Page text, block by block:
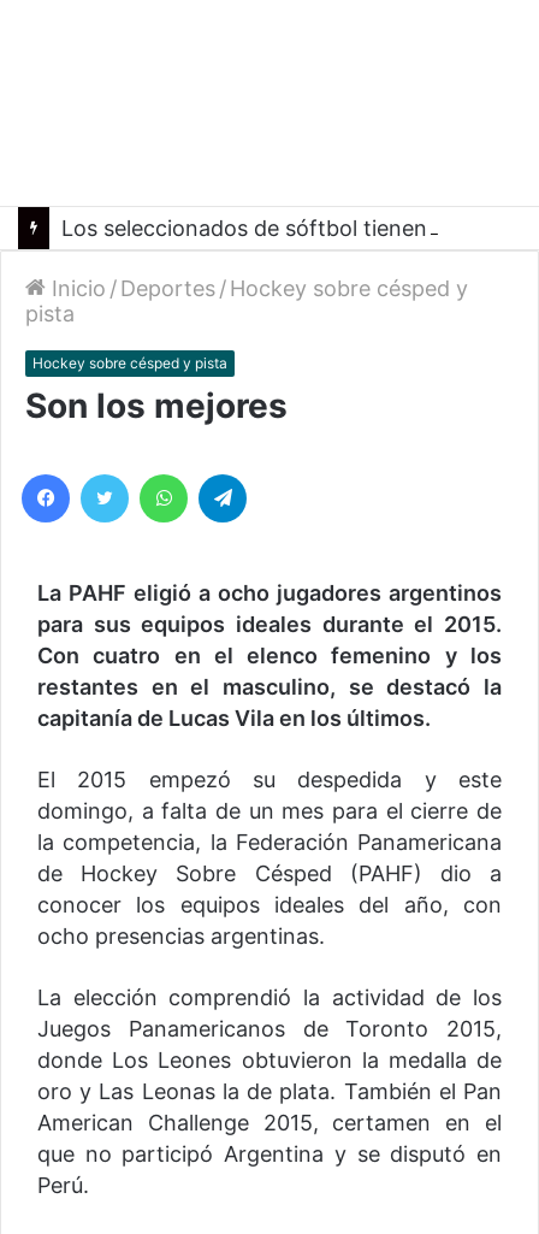
Inicio /Deportes/Hockey sobre césped y
pista
Hockey sobre césped y pista
Son los mejores
La PAHF eligió a ocho jugadores argentinos
para sus equipos ideales durante el 2015.
Con cuatro en el elenco femenino y los
restantes en el masculino, se destacó la
capitanía de Lucas Vila en los últimos.
El 2015 empezó su despedida y este
domingo, a falta de un mes para el cierre de
la competencia, la Federación Panamericana
de Hockey Sobre Césped (PAHF) dio a
conocer los equipos ideales del año, con
ocho presencias argentinas.
La elección comprendió la actividad de los
Juegos Panamericanos de Toronto 2015,
donde Los Leones obtuvieron la medalla de
oro y Las Leonas la de plata. También el Pan
American Challenge 2015, certamen en el
que no participó Argentina y se disputó en
Perú.